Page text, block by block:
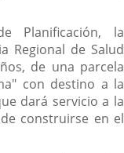
Planificación, la
Regional de Salud
de una parcela
con destino a la
dará servicio a la
construirse en el